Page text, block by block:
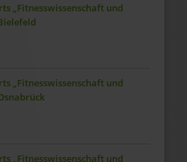
„Fitnesswissenschaft und
„Fitnesswissenschaft und
„Fitnesswissenschaft und